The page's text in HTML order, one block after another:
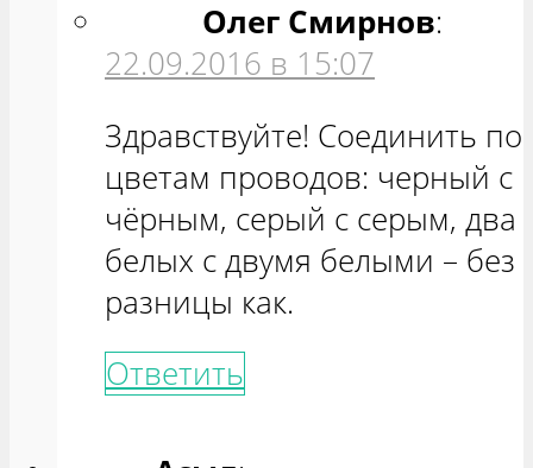
Олег Смирнов:
22.09.2016 в 15:07
Здравствуйте! Соединить по
цветам проводов: черный с
чёрным, серый с серым, два
белых с двумя белыми – без
разницы как.
Ответить